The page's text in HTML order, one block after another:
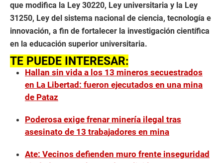
que modifica la Ley 30220, Ley universitaria y la Ley
31250, Ley del sistema nacional de ciencia, tecnología e
innovación, a fin de fortalecer la investigación científica
en la educación superior universitaria.
TE PUEDE INTERESAR:
Hallan sin vida a los 13 mineros secuestrados
en La Libertad: fueron ejecutados en una mina
de Pataz
Poderosa exige frenar minería ilegal tras
asesinato de 13 trabajadores en mina
Ate: Vecinos defienden muro frente inseguridad